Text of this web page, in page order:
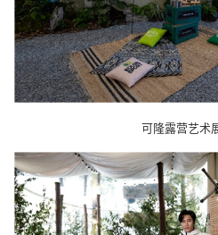
可隆露营艺术